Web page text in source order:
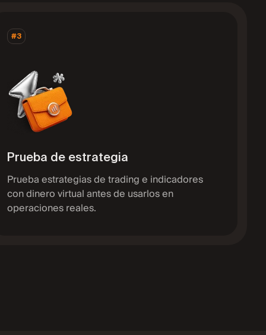
#3
Prueba de estrategia
Prueba estrategias de trading e indicadores
con dinero virtual antes de usarlos en
operaciones reales.